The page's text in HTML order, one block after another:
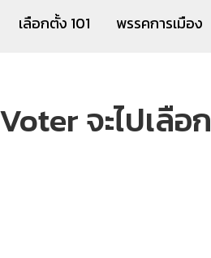
เลือกตั้ง 101 พรรคการเมือง
จะไปเ